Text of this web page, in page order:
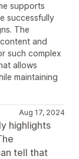
supports
successfully
The
and
such complex
allows
maintaining
Aug 17, 2024
highlights
tell that